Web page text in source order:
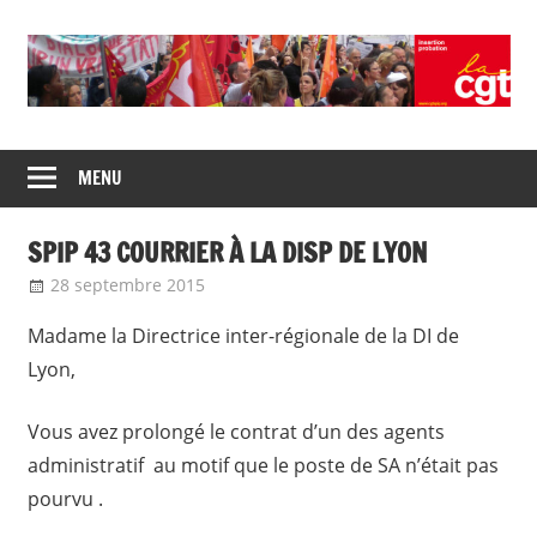
content
CGT
insertion
probation
de
syndicats
CGT
insertion
probation
MENU
SPIP 43 COURRIER À LA DISP DE LYON
28 septembre 2015
Madame la Directrice inter-régionale de la DI de
Lyon,
Vous avez prolongé le contrat d’un des agents
administratif au motif que le poste de SA n’était pas
pourvu .